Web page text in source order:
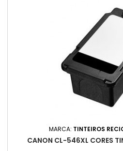
MARCA: TINTEIROS
CANON CL-546XL CORES